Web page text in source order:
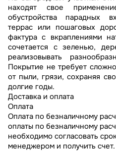
находят свое
обустройства парадных
террас или пошаговых
фактура с вкраплениями
сочетается с зеленью,
реализовывать
Покрытие не требует
от пыли, грязи, сохраняя
долгие годы.
Доставка и оплата
Оплата
Оплата по безналичному
оплаты по безналичному
необходимо согласовать
менеджером и получить счет.